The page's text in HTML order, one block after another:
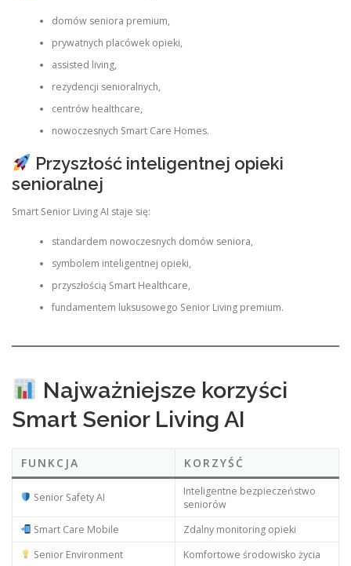
domów seniora premium,
prywatnych placówek opieki,
assisted living,
rezydencji senioralnych,
centrów healthcare,
nowoczesnych Smart Care Homes.
Przyszłość inteligentnej opieki
senioralnej
Smart Senior Living AI staje się:
standardem nowoczesnych domów seniora,
symbolem inteligentnej opieki,
przyszłością Smart Healthcare,
fundamentem luksusowego Senior Living premium.
Najważniejsze korzyści
Smart Senior Living AI
FUNKCJA KORZYŚĆ
Senior Safety AI
Inteligentne bezpieczeństwo
seniorów
Smart Care Mobile
Zdalny monitoring opieki
Senior Environment
Komfortowe środowisko życia